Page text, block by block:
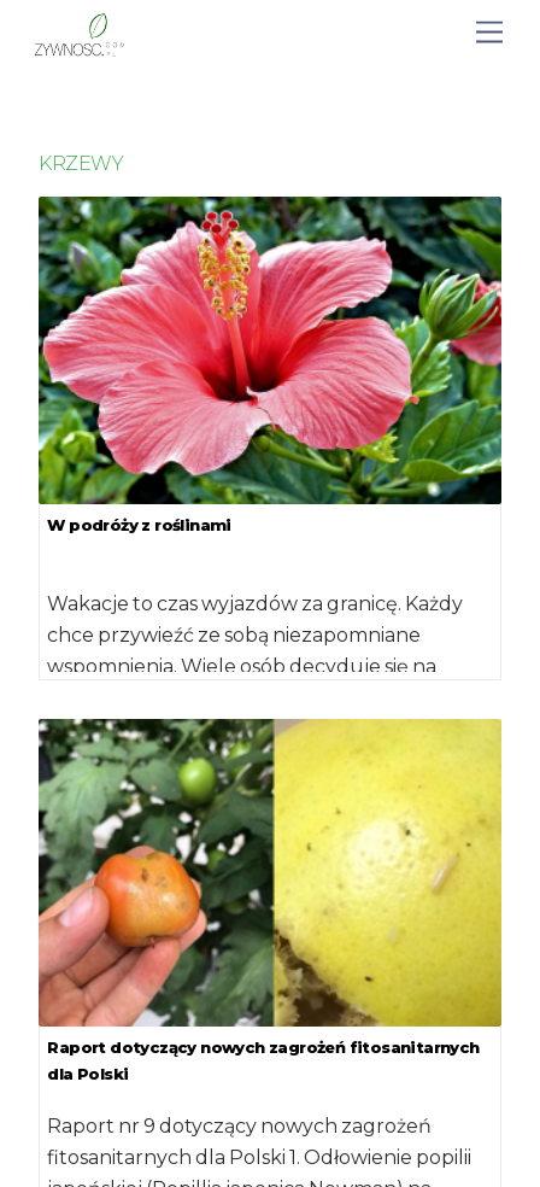
KRZEWY
W podróży z roślinami
Wakacje to czas wyjazdów za granicę. Każdy
chce przywieźć ze sobą niezapomniane
wspomnienia. Wiele osób decyduje się na
Raport dotyczący nowych zagrożeń fitosanitarnych
dla Polski
Raport nr 9 dotyczący nowych zagrożeń
fitosanitarnych dla Polski 1. Odłowienie popilii